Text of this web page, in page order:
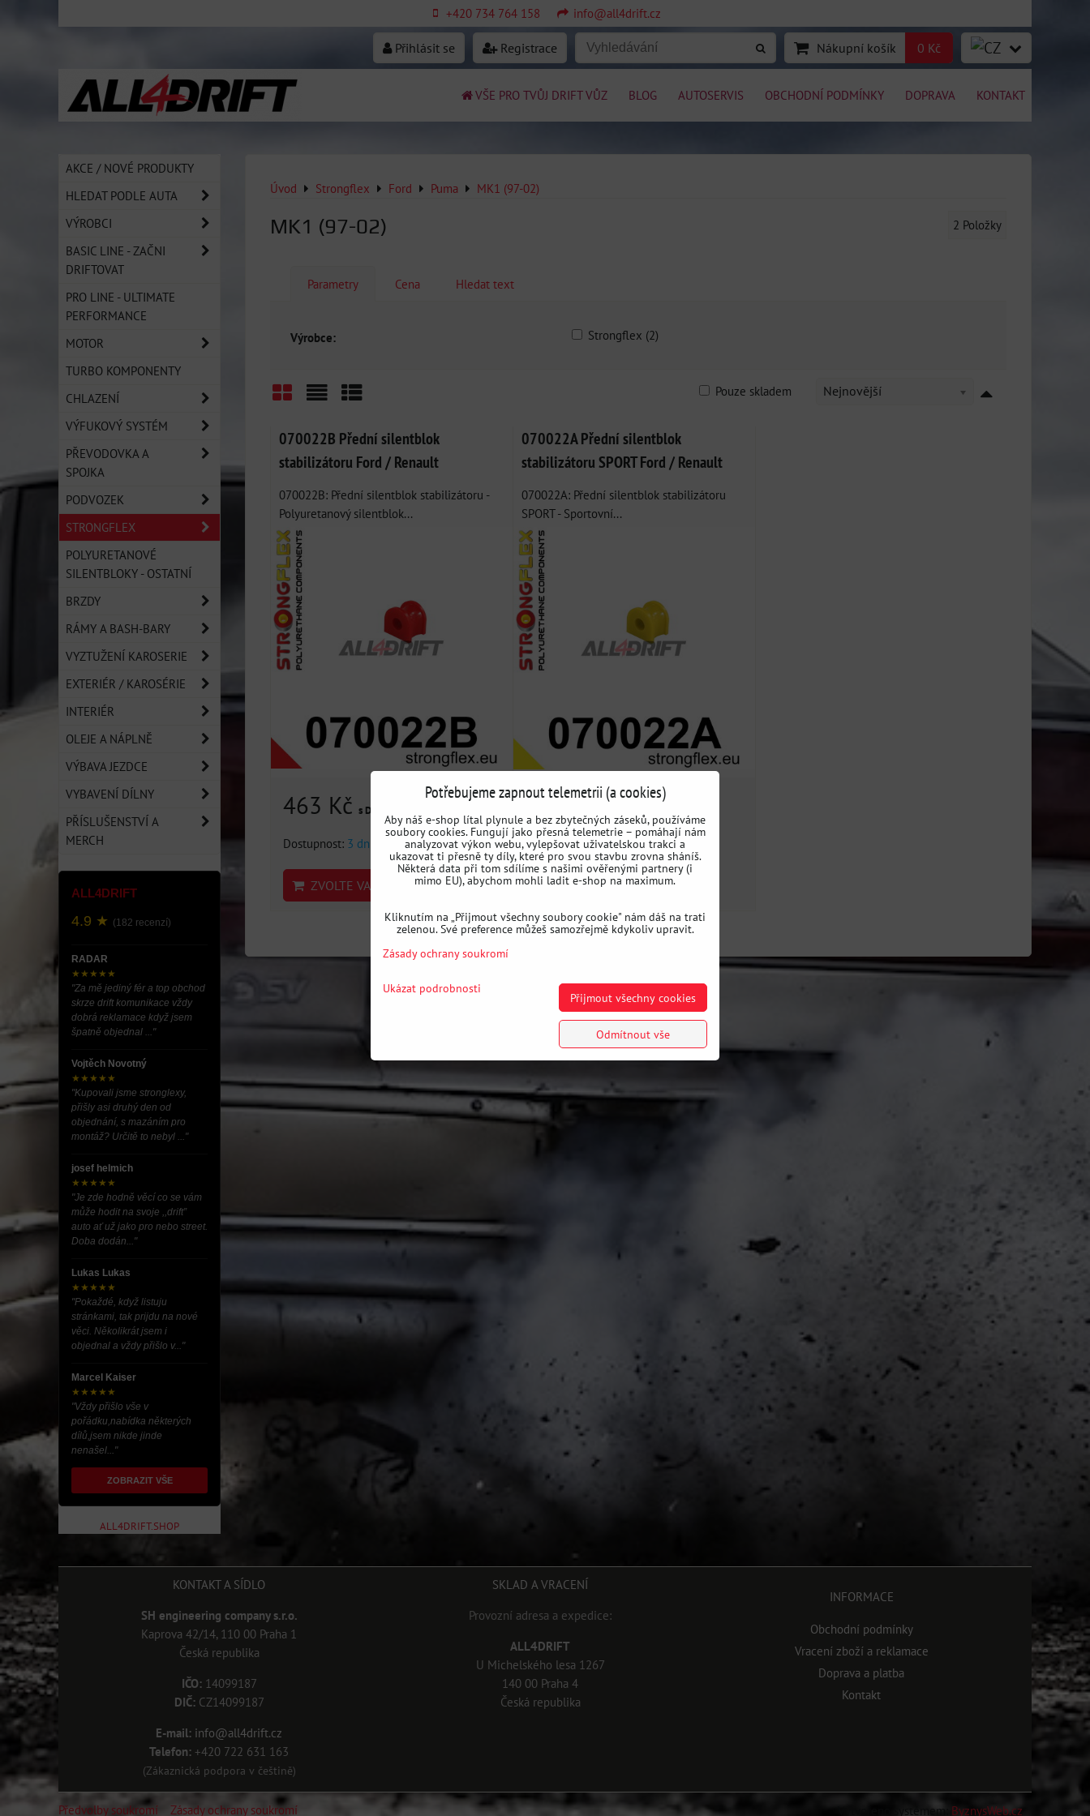
+420 734 764 158 info@all4drift.cz
Přihlásit se Registrace Nákupní košík 0 Kč
VŠE PRO TVŮJ DRIFT VŮZ BLOG AUTOSERVIS OBCHODNÍ PODMÍNKY DOPRAVA KONTAKT
Úvod Strongflex Ford Puma MK1 (97-02)
MK1 (97-02) 2 Položky
Parametry Cena Hledat text
Výrobce: Strongflex (2)
Nejnovější
Pouze skladem
070022B Přední silentblok
stabilizátoru Ford / Renault
070022B: Přední silentblok stabilizátoru -
Polyuretanový silentblok...
463 Kč s DPH
Dostupnost: 3 dni
ZVOLTE VARIANTU
070022A Přední silentblok
stabilizátoru SPORT Ford / Renault
070022A: Přední silentblok stabilizátoru
SPORT - Sportovní...
489 Kč
Dostupnost:3 dni
ZVOLTE VARIANTU
AKCE / NOVÉ PRODUKTY
HLEDAT PODLE AUTA
VÝROBCI
BASIC LINE - ZAČNI
DRIFTOVAT
PRO LINE - ULTIMATE
PERFORMANCE
MOTOR
TURBO KOMPONENTY
CHLAZENÍ
VÝFUKOVÝ SYSTÉM
PŘEVODOVKA A
SPOJKA
PODVOZEK
STRONGFLEX
POLYURETANOVÉ
SILENTBLOKY - OSTATNÍ
BRZDY
RÁMY A BASH-BARY
VYZTUŽENÍ KAROSERIE
EXTERIÉR / KAROSÉRIE
INTERIÉR
OLEJE A NÁPLNĚ
VÝBAVA JEZDCE
VYBAVENÍ DÍLNY
PŘÍSLUŠENSTVÍ A
MERCH
ALL4DRIFT
4.9 ★ (182 recenzí)
RADAR
★★★★★
"Za mě jediný fér a top obchod
skrze drift komunikace vždy
dobrá reklamace když jsem
špatně objednal ..."
Vojtěch Novotný
★★★★★
"Kupovali jsme stronglexy,
přišly asi druhý den od
objednání, s mazáním pro
montáž? Určitě to nebyl ..."
josef helmich
★★★★★
"Je zde hodně věcí co se vám
může hodit na svoje ,,drift”
auto ať už jako pro nebo street.
Doba dodán..."
Lukas Lukas
★★★★★
"Pokaždé, když listuju
stránkami, tak prijdu na nové
věci. Několikrát jsem i
objednal a vždy přišlo v..."
Marcel Kaiser
★★★★★
"Vždy přišlo vše v
pořádku,nabídka některých
dílů,jsem nikde jinde
nenašel..."
ZOBRAZIT VŠE
ALL4DRIFT.SHOP
KONTAKT A SÍDLO
SH engineering company s.r.o.
Kaprova 42/14, 110 00 Praha 1
Česká republika
IČO:14099187
DIČ:CZ14099187
E-mail: info@all4drift.cz
Telefon: +420 722 631 163
(Zákaznická podpora v češtině)
SKLAD A VRACENÍ
Provozní adresa a expedice:
ALL4DRIFT
U Michelského lesa 1267
140 00 Praha 4
Česká republika
INFORMACE
Obchodní podmínky
Vracení zboží a reklamace
Doprava a platba
Kontakt
Předvolby soukromí Zásady ochrany soukromí Vytvořeno systémem: ByznysWeb.cz
Potřebujeme zapnout telemetrii (a cookies)
Aby náš e-shop lítal plynule a bez zbytečných záseků, používáme
soubory cookies. Fungují jako přesná telemetrie – pomáhají nám
analyzovat výkon webu, vylepšovat uživatelskou trakci a
ukazovat ti přesně ty díly, které pro svou stavbu zrovna sháníš.
Některá data při tom sdílíme s našimi ověřenými partnery (i
mimo EU), abychom mohli ladit e-shop na maximum.
Kliknutím na „Přijmout všechny soubory cookie" nám dáš na trati
zelenou. Své preference můžeš samozřejmě kdykoliv upravit.
Zásady ochrany soukromí
Ukázat podrobnosti
Přijmout všechny cookies
Odmítnout vše